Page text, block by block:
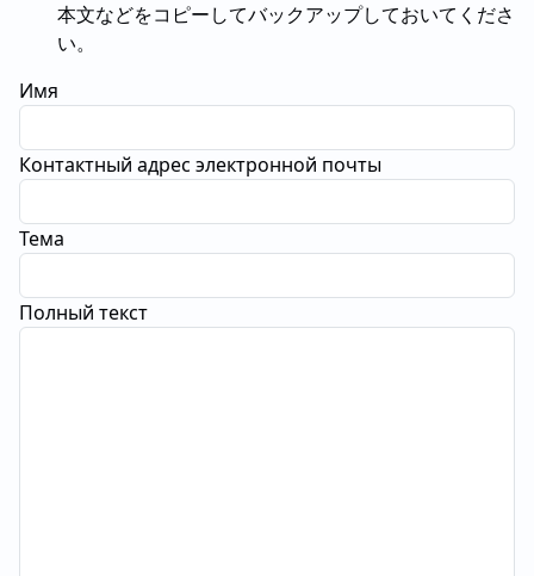
本文などをコピーしてバックアップしておいてくださ
い。
Имя
Контактный адрес электронной почты
Тема
Полный текст